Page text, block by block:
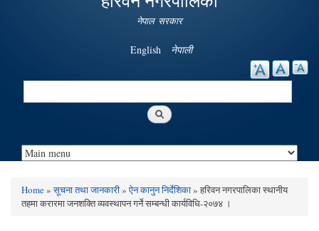
नेपाल सरकार
English नेपाली
Search
You are here
Home»सूचना तथा जानकारी»ऐन कानुन निर्देशिका» हरिवन नगरपालिका स्थानीय
तहमा करारमा जनशक्ति व्यवस्थापन गर्ने सम्बन्धी कार्यविधि-२०७४ ।